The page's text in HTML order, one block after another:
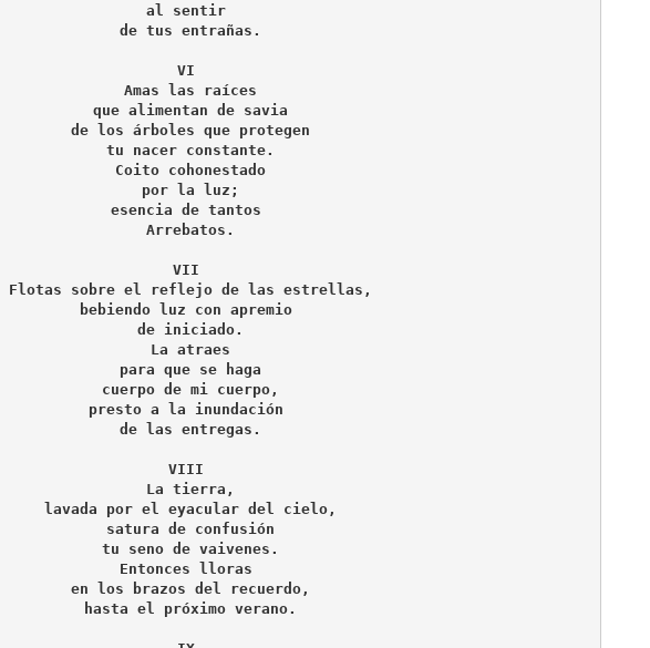
al sentir
de tus entrañas.
VI
Amas las raíces
que alimentan de savia
de los árboles que protegen
tu nacer constante.
Coito cohonestado
por la luz;
esencia de tantos
Arrebatos.
VII
Flotas sobre el reflejo de las estrellas,
bebiendo luz con apremio
de iniciado.
La atraes
para que se haga
cuerpo de mi cuerpo,
presto a la inundación
de las entregas.
VIII
La tierra,
lavada por el eyacular del cielo,
satura de confusión
tu seno de vaivenes.
Entonces lloras
en los brazos del recuerdo,
hasta el próximo verano.